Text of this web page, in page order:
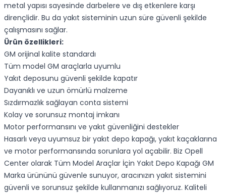
metal yapısı sayesinde darbelere ve dış etkenlere karşı
dirençlidir. Bu da yakıt sisteminin uzun süre güvenli şekilde
çalışmasını sağlar.
Ürün özellikleri:
GM orijinal kalite standardı
Tüm model GM araçlarla uyumlu
Yakıt deposunu güvenli şekilde kapatır
Dayanıklı ve uzun ömürlü malzeme
Sızdırmazlık sağlayan conta sistemi
Kolay ve sorunsuz montaj imkanı
Motor performansını ve yakıt güvenliğini destekler
Hasarlı veya uyumsuz bir yakıt depo kapağı, yakıt kaçaklarına
ve motor performansında sorunlara yol açabilir. Biz Opell
Center olarak Tüm Model Araçlar İçin Yakıt Depo Kapağı GM
Marka ürününü güvenle sunuyor, aracınızın yakıt sistemini
güvenli ve sorunsuz şekilde kullanmanızı sağlıyoruz. Kaliteli